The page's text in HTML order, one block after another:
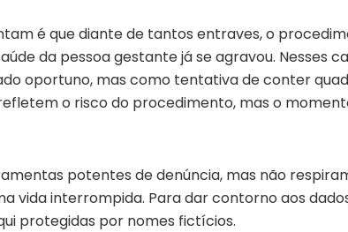
é que diante de tantos entraves, o
da pessoa gestante já se agravou. Nesses
oportuno, mas como tentativa de conter
o risco do procedimento, mas o
potentes de denúncia, mas não
vida interrompida. Para dar contorno aos
protegidas por nomes fictícios.